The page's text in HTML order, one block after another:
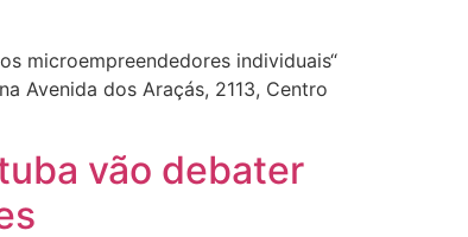
microempreendedores individuais“
Avenida dos Araçás, 2113, Centro
vão debater